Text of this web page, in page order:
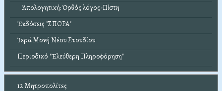
Ἀπολογητική: Ὀρθός λόγος-Πίστη
Ἐκδόσεις "ΣΠΟΡΑ"
Ἱερά Μονή Νέου Στουδίου
Περιοδικό "Ἐλεύθερη Πληροφόρηση"
12 Μητροπολίτες